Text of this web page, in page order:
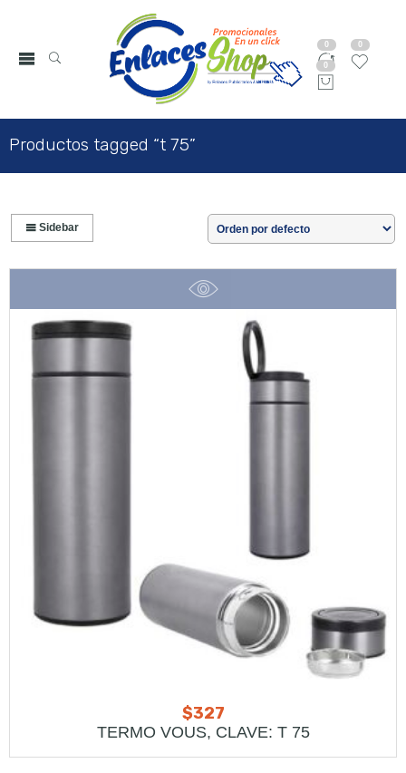
0 0
0
Productos tagged “t 75”
Sidebar
$327
TERMO VOUS, CLAVE: T 75